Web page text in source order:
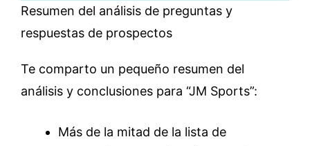
Resumen del análisis de preguntas y
respuestas de prospectos
Te comparto un pequeño resumen del
análisis y conclusiones para “JM Sports”:
Más de la mitad de la lista de